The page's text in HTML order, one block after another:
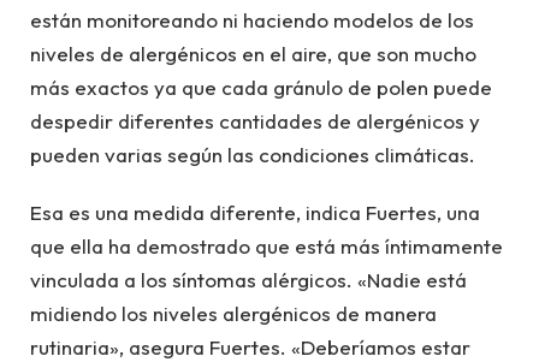
están monitoreando ni haciendo modelos de los
niveles de alergénicos en el aire, que son mucho
más exactos ya que cada gránulo de polen puede
despedir diferentes cantidades de alergénicos y
pueden varias según las condiciones climáticas.
Esa es una medida diferente, indica Fuertes, una
que ella ha demostrado que está más íntimamente
vinculada a los síntomas alérgicos. «Nadie está
midiendo los niveles alergénicos de manera
rutinaria», asegura Fuertes. «Deberíamos estar